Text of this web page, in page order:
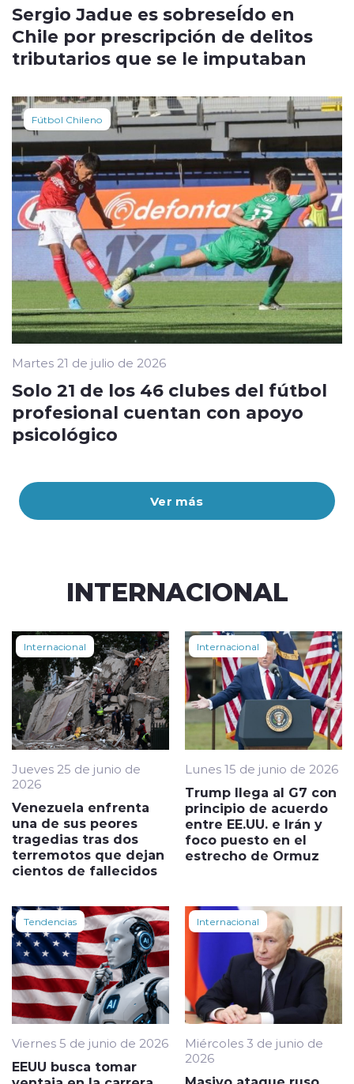
Ver más
Sergio Jadue es sobreseÍdo en
Chile por prescripción de delitos
tributarios que se le imputaban
Fútbol Chileno
Martes 21 de julio de 2026
Solo 21 de los 46 clubes del fútbol
profesional cuentan con apoyo
psicológico
INTERNACIONAL
Internacional
Jueves 25 de junio de
2026
Venezuela enfrenta
una de sus peores
tragedias tras dos
terremotos que dejan
cientos de fallecidos
Internacional
Lunes 15 de junio de 2026
Trump llega al G7 con
principio de acuerdo
entre EE.UU. e Irán y
foco puesto en el
estrecho de Ormuz
Tendencias
Viernes 5 de junio de 2026
EEUU busca tomar
Internacional
Miércoles 3 de junio de
2026